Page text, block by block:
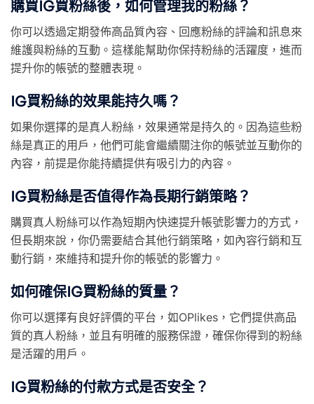
購買IG買粉絲後，如何管理我的粉絲？
你可以透過定期發佈高品質內容、回應粉絲的評論和訊息來
維護與粉絲的互動。這樣能幫助你保持粉絲的活躍度，進而
提升你的帳號的整體表現。
IG買粉絲的效果能持久嗎？
如果你選擇的是真人粉絲，效果通常是持久的。因為這些粉
絲是真正的用戶，他們可能會繼續關注你的帳號並互動你的
內容，前提是你能持續提供有吸引力的內容。
IG買粉絲是否值得作為長期行銷策略？
購買真人粉絲可以作為短期內快速提升帳號影響力的方式，
但長期來說，你仍需要結合其他行銷策略，如內容行銷和互
動行銷，來維持和提升你的帳號的影響力。
如何確保IG買粉絲的質量？
你可以選擇有良好評價的平台，如OPlikes，它們提供高品
質的真人粉絲，並且有明確的服務保證，確保你得到的粉絲
是活躍的用戶。
IG買粉絲的付款方式是否安全？